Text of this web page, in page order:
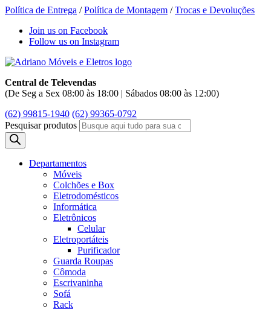
Política de Entrega /Política de Montagem /Trocas e Devoluções
Join us on Facebook
Follow us on Instagram
Central de Televendas
(De Seg a Sex 08:00 às 18:00 | Sábados 08:00 às 12:00)
(62) 99815-1940 (62) 99365-0792
Pesquisar produtos
Departamentos
Móveis
Colchões e Box
Eletrodomésticos
Informática
Eletrônicos
Celular
Eletroportáteis
Purificador
Guarda Roupas
Cômoda
Escrivaninha
Sofá
Rack